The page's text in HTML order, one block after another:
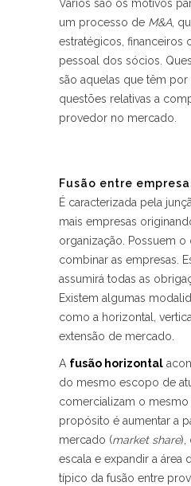
Vários são os motivos
um processo de M&A,
estratégicos, financeiros
pessoal dos sócios.
são aquelas que têm
questões relativas a
provedor no mercado.
Fusão entre
É caracterizada pela
mais empresas
organização. Possuem
combinar as empresas.
assumirá todas as
Existem algumas
como a horizontal,
extensão de mercado.
A fusão horizontal
do mesmo escopo de
comercializam o
propósito é aumentar a
mercado (market share),
escala e expandir a área
típico da fusão entre